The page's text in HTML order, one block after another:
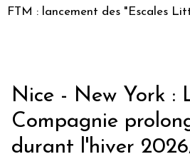
lancement des "Escales
Nice - New York :
Compagnie
durant l'hiver